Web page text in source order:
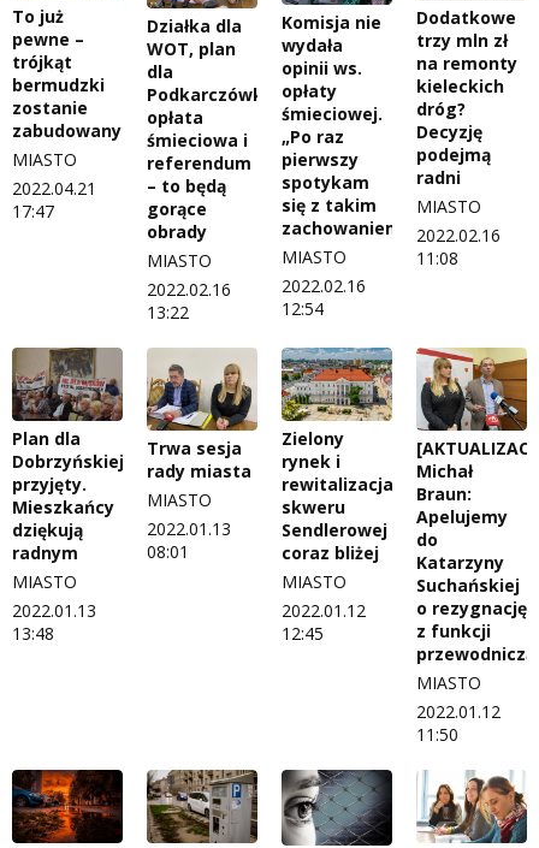
To już
pewne –
trójkąt
bermudzki
zostanie
zabudowany
MIASTO
2022.04.21
17:47
Działka dla
WOT, plan
dla
Podkarczówki,
opłata
śmieciowa i
referendum
– to będą
gorące
obrady
MIASTO
2022.02.16
13:22
Komisja nie
wydała
opinii ws.
opłaty
śmieciowej.
„Po raz
pierwszy
spotykam
się z takim
zachowaniem”
MIASTO
2022.02.16
12:54
Dodatkowe
trzy mln zł
na remonty
kieleckich
dróg?
Decyzję
podejmą
radni
MIASTO
2022.02.16
11:08
Plan dla
Dobrzyńskiej
przyjęty.
Mieszkańcy
dziękują
radnym
MIASTO
2022.01.13
13:48
Trwa sesja
rady miasta
MIASTO
2022.01.13
08:01
Zielony
rynek i
rewitalizacja
skweru
Sendlerowej
coraz bliżej
MIASTO
2022.01.12
12:45
Michał
Braun:
Apelujemy
do
Katarzyny
Suchańskiej
o rezygnację
z funkcji
MIASTO
2022.01.12
11:50